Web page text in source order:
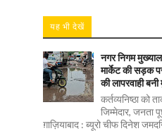
यह भी देखें
नगर निगम
मार्केट की सड़क
की लापरवाही
कर्तव्यनिष्ठा को
जिम्मेदार, जनता
ग़ाज़ियाबाद : ब्यूरो चीफ दिनेश